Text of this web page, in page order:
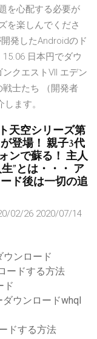
を心配する必要が
を楽しんでくださ
発したAndroidのド
日本円でダウ
クエストVII エデン
戦士たち （開発者
ます。
天空シリーズ第
登場！ 親子3代
ンで蘇る！ 主人
”とは・・・ ア
ド後は一切の追
02/26 2020/07/14
ンロード
ードする方法
ド
ウンロードwhql
ドする方法